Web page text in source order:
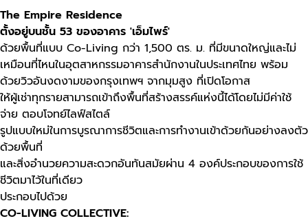
The Empire Residence
ตั้งอยู่บนชั้น 53 ของอาคาร 'เอ็มไพร์'
ด้วยพื้นที่แบบ Co-Living กว่า 1,500 ตร. ม. ที่มีขนาดใหญ่และไม่
เหมือนที่ไหนในอุตสาหกรรมอาคารสำนักงานในประเทศไทย พร้อม
ด้วยวิวอันงดงามของกรุงเทพฯ จากมุมสูง ที่เปิดโอกาส
ให้ผู้เช่าทุกรายสามารถเข้าถึงพื้นที่สร้างสรรค์แห่งนี้ได้โดยไม่มีค่าใช้
จ่าย ตอบโจทย์ไลฟ์สไตล์
รูปแบบใหม่ในการบูรณาการชีวิตและการทำงานเข้าด้วยกันอย่างลงตัว
ด้วยพื้นที่
และสิ่งอำนวยความสะดวกอันทันสมัยผ่าน 4 องค์ประกอบของการใช้
ชีวิตมาไว้ในที่เดียว
ประกอบไปด้วย
CO-LIVING COLLECTIVE: